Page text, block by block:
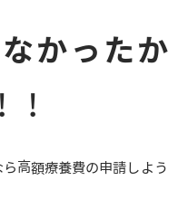
かったか
高額療養費の申請しよう